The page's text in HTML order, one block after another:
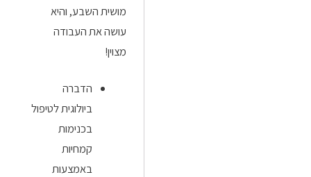
מושית השבע, והיא
עושה את העבודה
מצוין!
הדברה
ביולוגית לטיפול
בכנימות
קמחיות
באמצעות